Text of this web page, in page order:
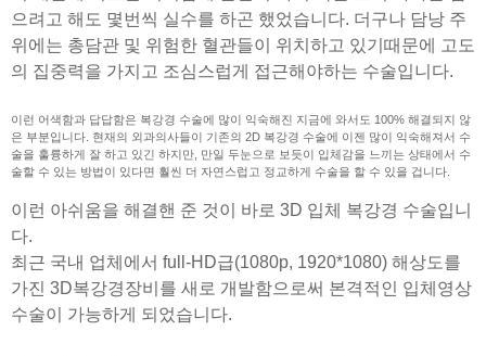
으려고 해도 몇번씩 실수를 하곤 했었습니다. 더구나 담낭 주
위에는 총담관 및 위험한 혈관들이 위치하고 있기때문에 고도
의 집중력을 가지고 조심스럽게 접근해야하는 수술입니다.
이런 어색함과 답답함은 복강경 수술에 많이 익숙해진 지금에 와서도 100% 해결되지 않
은 부분입니다. 현재의 외과의사들이 기존의 2D 복강경 수술에 이젠 많이 익숙해져서 수
술을 훌륭하게 잘 하고 있긴 하지만, 만일 두눈으로 보듯이 입체감을 느끼는 상태에서 수
술할 수 있는 방법이 있다면 훨씬 더 자연스럽고 정교하게 수술을 할 수 있을 겁니다.
이런 아쉬움을 해결핸 준 것이 바로 3D 입체 복강경 수술입니
다.
최근 국내 업체에서 full-HD급(1080p, 1920*1080) 해상도를
가진 3D복강경장비를 새로 개발함으로써 본격적인 입체영상
수술이 가능하게 되었습니다.